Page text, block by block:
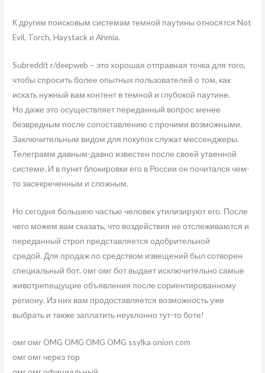
К другим поисковым системам темной паутины относятся Not
Evil, Torch, Haystack и Ahmia.
Subreddit r/deepweb – это хорошая отправная точка для того,
чтобы спросить более опытных пользователей о том, как
искать нужный вам контент в темной и глубокой паутине.
Но даже это осуществляет переданный вопрос менее
безвредным после сопоставлению с прочими возможными.
Заключительным видом для покупок служат мессенджеры.
Телеграмм давным-давно известен после своей утаенной
системе. И в пункт блокировки его в России он почитался чем-
то засекреченным и сложным.
Но сегодня большею частью человек утилизируют его. После
чего можем вам сказать, что воздействия не отслеживаются и
переданный строп представляется одобрительной
средой. Для продаж по средством извещений был сотворен
специальный бот. омг омг бот выдает исключительно самые
животрепещущие объявления после сориентированному
региону. Из них вам продоставляется возможность уже
выбрать и также заплатить неуклонно тут-то боте!
омг омг OMG OMG OMG OMG ssylka onion com
омг омг через тор